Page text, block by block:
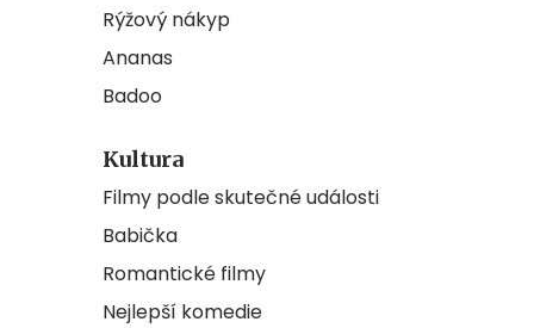
Rýžový nákyp
Ananas
Badoo
Kultura
Filmy podle skutečné události
Babička
Romantické filmy
Nejlepší komedie